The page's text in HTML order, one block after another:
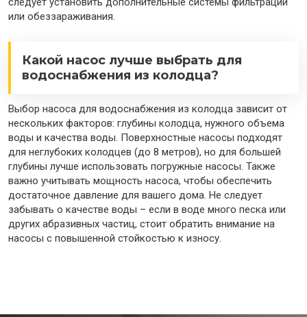
или обеззараживания.
Какой насос лучше выбрать для
водоснабжения из колодца?
Выбор насоса для водоснабжения из колодца зависит от
нескольких факторов: глубины колодца, нужного объема
воды и качества воды. Поверхностные насосы подходят
для неглубоких колодцев (до 8 метров), но для большей
глубины лучше использовать погружные насосы. Также
важно учитывать мощность насоса, чтобы обеспечить
достаточное давление для вашего дома. Не следует
забывать о качестве воды – если в воде много песка или
других абразивных частиц, стоит обратить внимание на
насосы с повышенной стойкостью к износу.